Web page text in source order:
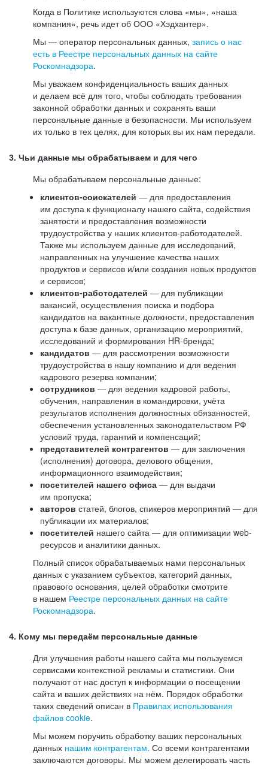
Когда в Политике используются слова «мы», «наша
компания», речь идет об ООО «Хэдхантер».
Мы — оператор персональных данных, запись о нас
есть в Реестре персональных данных на сайте
Роскомнадзора.
Мы уважаем конфиденциальность ваших данных
и делаем всё для того, чтобы соблюдать требования
законной обработки данных и сохранять ваши
персональные данные в безопасности. Мы используем
их только в тех целях, для которых вы их нам передали.
3. Чьи данные мы обрабатываем и для чего
Мы обрабатываем персональные данные:
клиентов-соискателей — для предоставления
им доступа к функционалу нашего сайта, содействия
занятости и предоставления возможности
трудоустройства у наших клиентов-работодателей.
Также мы используем данные для исследований,
направленных на улучшение качества наших
продуктов и сервисов и/или создания новых продуктов
и сервисов;
клиентов-работодателей — для публикации
вакансий, осуществления поиска и подбора
кандидатов на вакантные должности, предоставления
доступа к базе данных, организацию мероприятий,
исследований и формирования HR-бренда;
кандидатов — для рассмотрения возможности
трудоустройства в нашу компанию и для ведения
кадрового резерва компании;
сотрудников — для ведения кадровой работы,
обучения, направления в командировки, учёта
результатов исполнения должностных обязанностей,
обеспечения установленных законодательством РФ
условий труда, гарантий и компенсаций;
представителей контрагентов — для заключения
(исполнения) договора, делового общения,
информационного взаимодействия;
посетителей нашего офиса — для выдачи
им пропуска;
авторов статей, блогов, спикеров мероприятий — для
публикации их материалов;
посетителей нашего сайта — для оптимизации web-
ресурсов и аналитики данных.
Полный список обрабатываемых нами персональных
данных с указанием субъектов, категорий данных,
правового основания, целей обработки смотрите
в нашем Реестре персональных данных на сайте
Роскомнадзора.
4. Кому мы передаём персональные данные
Для улучшения работы нашего сайта мы пользуемся
сервисами контекстной рекламы и статистики. Они
получают от нас доступ к информации о посещении
сайта и ваших действиях на нём. Порядок обработки
таких сведений описан в Правилах использования
файлов cookie.
Мы можем поручить обработку ваших персональных
данных нашим контрагентам. Со всеми контрагентами
заключаются договоры. Мы можем делегировать часть